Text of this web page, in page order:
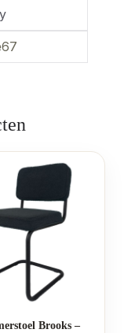
Brooks –